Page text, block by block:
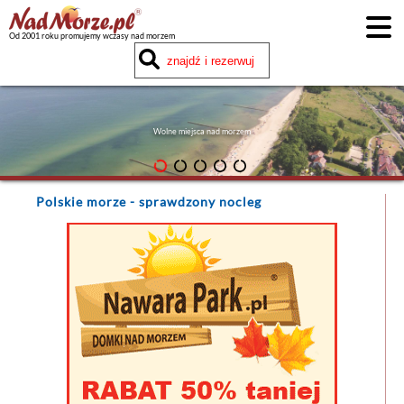
Od 2001 roku promujemy wczasy nad morzem
Wolne miejsca nad morzem
Polskie morze - sprawdzony nocleg